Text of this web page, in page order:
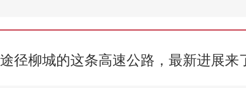
途径柳城的这条高速公路，最新进展